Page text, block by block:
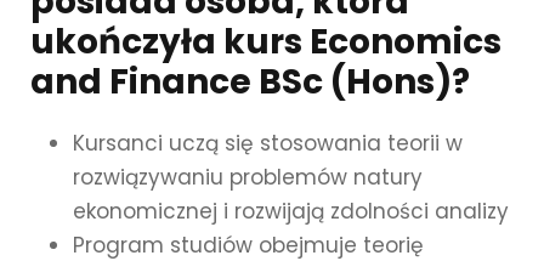
ukończyła kurs Economics
and Finance BSc (Hons)?
Kursanci uczą się stosowania teorii w
rozwiązywaniu problemów natury
ekonomicznej i rozwijają zdolności analizy
Program studiów obejmuje teorię